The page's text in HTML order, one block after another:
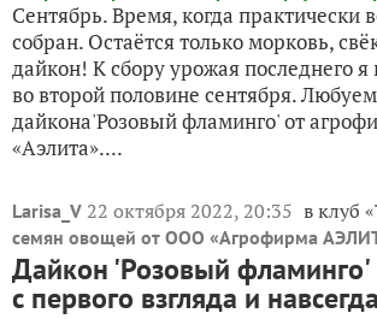
Сентябрь. Время, когда практически
собран. Остаётся только морковь,
дайкон! К сбору урожая последнего я
во второй половине сентября.
дайкона'Розовый фламинго' от
«Аэлита»....
Larisa_V 22 октября 2022, 20:35 в клуб «
семян овощей от ООО «Агрофирма
Дайкон 'Розовый
с первого взгляда и навсегда